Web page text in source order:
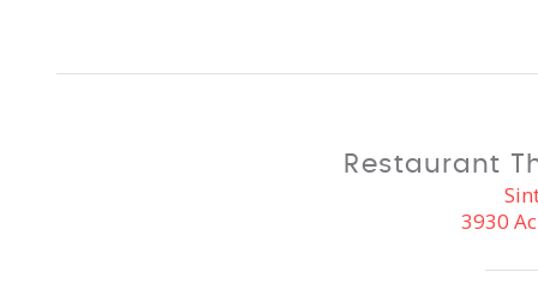
Restaurant
3930